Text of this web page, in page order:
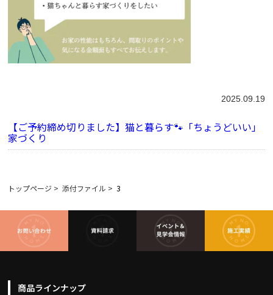
2025.09.19
【ご予約締め切りました】猫と暮らす🐾「ちょうどいい」
家づくり
トップページ > 添付ファイル > 3
商品ラインナップ